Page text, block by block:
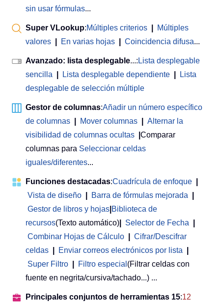
sin usar fórmulas...
Super VLookup:Múltiples criterios
Múltiples
valores
En varias hojas Coincidencia difusa...
Avanzado: lista desplegable...: Lista desplegable
sencilla
Lista desplegable dependiente
Lista
desplegable de selección múltiple
Gestor de columnas:Añadir un número específico
de columnas
Mover columnas
Alternar la
visibilidad de columnas ocultas
Comparar
columnas para Seleccionar celdas
iguales/diferentes...
Funciones destacadas:Cuadrícula de enfoque
Vista de diseño
Barra de fórmulas mejorada
Gestor de libros y hojas Biblioteca de
recursos(Texto automático) Selector de Fecha
Combinar Hojas de Cálculo
Cifrar/Descifrar
celdas
Enviar correos electrónicos por lista
Super Filtro
Filtro especial (Filtrar celdas con
fuente en negrita/cursiva/tachado...) ...
Principales conjuntos de herramientas 15:12